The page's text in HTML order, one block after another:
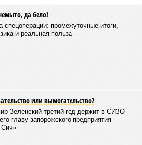
да бело!
спецоперации: промежуточные итоги,
и реальная польза
или вымогательство?
Зеленский третий год держит в СИЗО
главу запорожского предприятия
Сич»